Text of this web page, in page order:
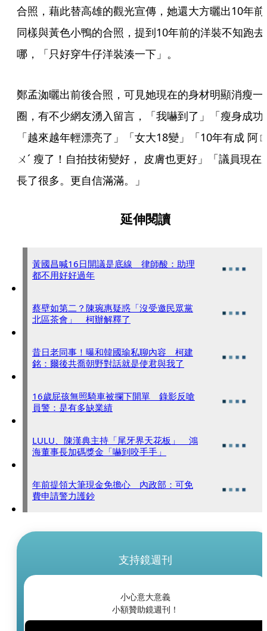
合照，藉此替高雄的觀光宣傳，她還大方曬出10年前
同樣與黃色小鴨的合照，提到10年前的洋裝不知跑去
哪，「只好穿牛仔洋裝湊一下」。
鄭孟洳曬出前後合照，可見她現在的身材明顯消瘦一
圈，有不少網友湧入留言，「我嚇到了」「瘦身成功
「越來越年輕漂亮了」「女大18變」「10年有成 阿
ㄨˊ 瘦了！自拍技術變好， 皮膚也更好」「議員現在
長了很多。更自信滿滿。」
延伸閱讀
黃國昌喊16日開議是底線 律師酸：助理
都不用好好過年
蔡壁如第二？陳琬惠疑惑「沒受邀民眾黨
北區茶會」 柯辦解釋了
昔日老同事！曝和韓國瑜私聊內容 柯建
銘：爾後共喬朝野對話就是使君與我了
16歲屁孩無照騎車被攔下開單 錄影反嗆
員警：是有多缺業績
LULU、陳漢典主持「尾牙界天花板」 鴻
海董事長加碼獎金「嚇到咬手手」
年前提領大筆現金免擔心 內政部：可免
費申請警力護鈔
支持鏡週刊
小心意大意義
小額贊助鏡週刊！